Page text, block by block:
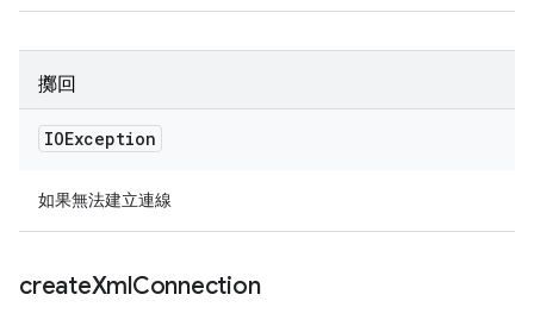
擲回
IOException
如果無法建立連線
createXmlConnection